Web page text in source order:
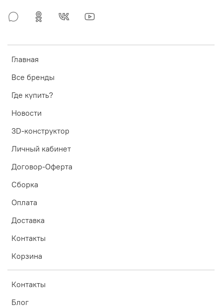
Главная
Все бренды
Где купить?
Новости
3D-конструктор
Личный кабинет
Договор-Оферта
Сборка
Оплата
Доставка
Контакты
Корзина
Контакты
Блог